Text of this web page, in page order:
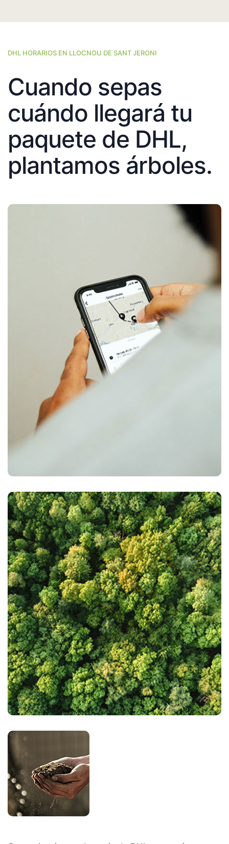
DHL HORARIOS EN LLOCNOU DE SANT JERONI
Cuando sepas
cuándo llegará tu
paquete de DHL,
plantamos árboles.